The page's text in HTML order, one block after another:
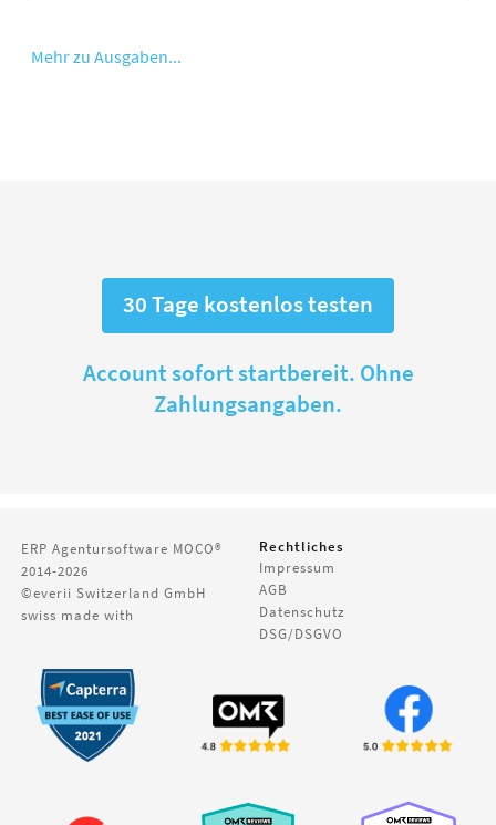
Mehr zu Ausgaben...
30 Tage kostenlos testen
Account sofort startbereit. Ohne
Zahlungsangaben.
ERP Agentursoftware MOCO®
2014-2026
©everii Switzerland GmbH
swiss made with
Rechtliches
Impressum
AGB
Datenschutz
DSG/DSGVO